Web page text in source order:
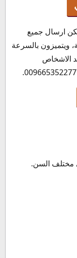
ارسال جميع
ويتميزون بالسرعة
الاشخاص
مختلف السن.